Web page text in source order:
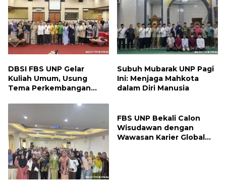
DBSI FBS UNP Gelar
Kuliah Umum, Usung
Tema Perkembangan
Subuh Mubarak UNP Pagi
Ini: Menjaga Mahkota
dalam Diri Manusia
FBS UNP Bekali Calon
Wisudawan dengan
Wawasan Karier Global